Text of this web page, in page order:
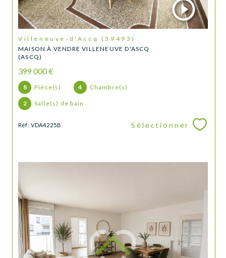
Villeneuve-d'Ascq (59493)
MAISON À VENDRE VILLENEUVE D'ASCQ
(ASCQ)
399 000 €
8 Pièce(s) 4 Chambre(s)
2 Salle(s) de bain
Réf : VDA4225B Sélectionner